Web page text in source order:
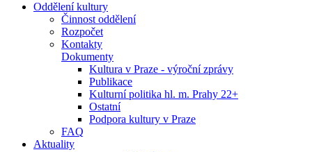
Oddělení kultury
Činnost oddělení
Rozpočet
Kontakty
Dokumenty
Kultura v Praze - výroční zprávy
Publikace
Kulturní politika hl. m. Prahy 22+
Ostatní
Podpora kultury v Praze
FAQ
Aktuality